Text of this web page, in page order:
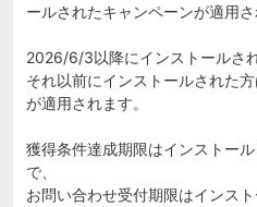
ールされたキャンペーンが適用
2026/6/3以降にインストールさ
それ以前にインストールされた
が適用されます。
獲得条件達成期限はインストー
で、
お問い合わせ受付期限はインス